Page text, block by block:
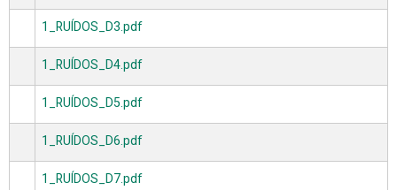
1_RUÍDOS_D3.pdf
1_RUÍDOS_D4.pdf
1_RUÍDOS_D5.pdf
1_RUÍDOS_D6.pdf
1_RUÍDOS_D7.pdf